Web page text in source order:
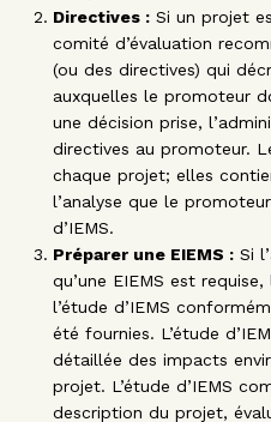
Directives : Si un projet
comité d’évaluation
(ou des directives) qui
auxquelles le promoteur
une décision prise,
directives au promoteur.
chaque projet; elles
l’analyse que le
d’IEMS.
Préparer une EIEMS : Si
qu’une EIEMS est
l’étude d’IEMS
été fournies. L’étude
détaillée des impacts
projet. L’étude d’IEMS
description du projet,